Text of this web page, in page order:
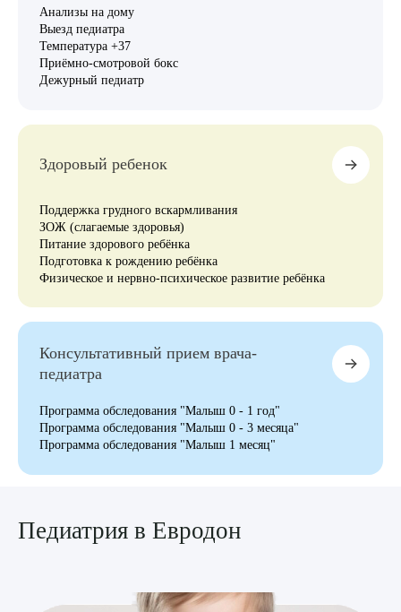
Анализы на дому
Выезд педиатра
Температура +37
Приёмно-смотровой бокс
Дежурный педиатр
Здоровый ребенок
Поддержка грудного вскармливания
ЗОЖ (слагаемые здоровья)
Питание здорового ребёнка
Подготовка к рождению ребёнка
Физическое и нервно-психическое развитие ребёнка
Консультативный прием врача-
педиатра
Программа обследования "Малыш 0 - 1 год"
Программа обследования "Малыш 0 - 3 месяца"
Программа обследования "Малыш 1 месяц"
Педиатрия в Евродон